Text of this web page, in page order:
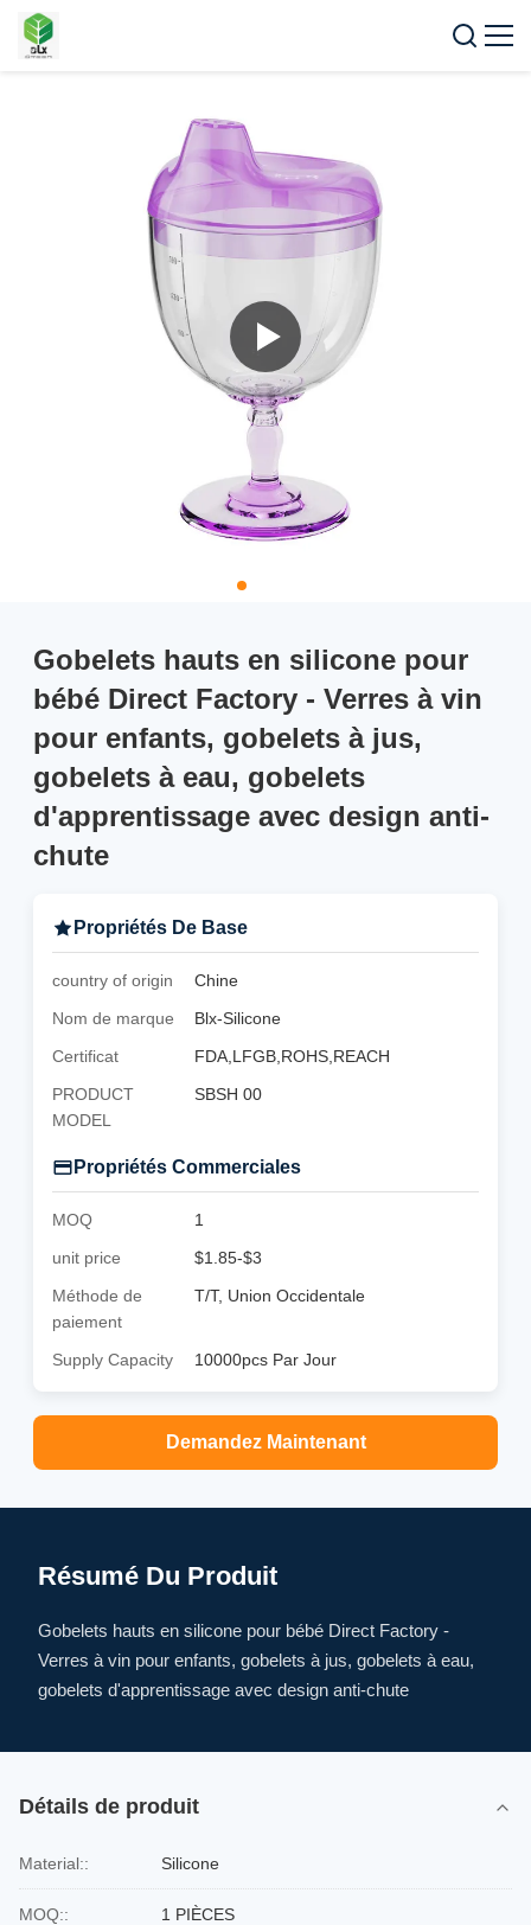
Gobelets hauts en silicone pour
bébé Direct Factory - Verres à vin
pour enfants, gobelets à jus,
gobelets à eau, gobelets
d'apprentissage avec design anti-
chute
Propriétés De Base
country of origin
Chine
Nom de marque
Blx-Silicone
Certificat
FDA,LFGB,ROHS,REACH
PRODUCT
MODEL
SBSH 00
Propriétés Commerciales
MOQ
1
unit price
$1.85-$3
Méthode de
paiement
T/T, Union Occidentale
Supply Capacity 10000pcs Par Jour
Demandez Maintenant
Résumé Du Produit
Gobelets hauts en silicone pour bébé Direct Factory -
Verres à vin pour enfants, gobelets à jus, gobelets à eau,
gobelets d'apprentissage avec design anti-chute
Détails de produit
Material:: Silicone
MOQ:: 1 PIÈCES